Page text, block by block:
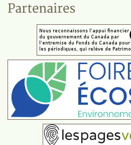
Partenaires